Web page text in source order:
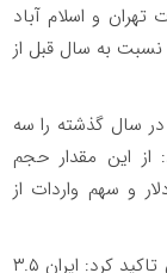
تهران و اسلام آباد
روند رو به رشدی دارد به طوری که در سال ۱۴۰۳ نسبت به سال قبل از
در سال گذشته را سه
افزود: از این مقدار حجم
میلیارد و ۴۲۳ میلیون دلار و سهم واردات از
معاون شبه قاره هند سازمان توسعه تجارت ایران تاکید کرد: ایران ۳.۵